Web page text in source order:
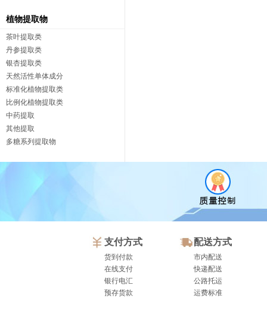
植物提取物
茶叶提取类
丹参提取类
银杏提取类
天然活性单体成分
标准化植物提取类
比例化植物提取类
中药提取
其他提取
多糖系列提取物
支付方式
货到付款
在线支付
银行电汇
预存货款
配送方式
市内配送
快递配送
公路托运
运费标准